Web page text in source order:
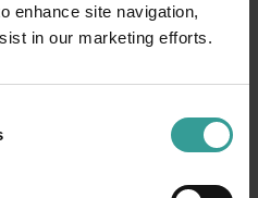
enhance site navigation,
in our marketing efforts.
terbuka dalam
tercerah Australia